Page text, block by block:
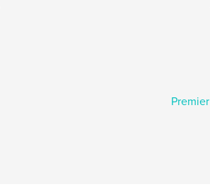
Premier